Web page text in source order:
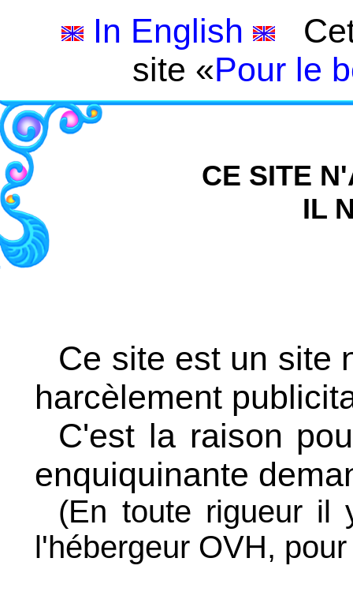
In English
site «Pour le
CE SITE
IL
Ce site est un site
harcèlement
C'est la raison
enquiquinante
(En toute rigueur il
l'hébergeur OVH,